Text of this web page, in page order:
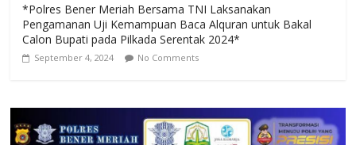
*Polres Bener Meriah Bersama TNI Laksanakan
Pengamanan Uji Kemampuan Baca Alquran untuk Bakal
Calon Bupati pada Pilkada Serentak 2024*
September 4, 2024 No Comments